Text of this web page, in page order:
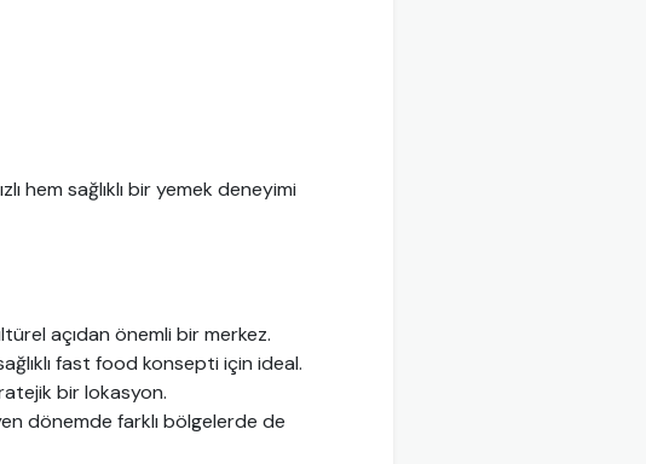
hem sağlıklı bir yemek deneyimi
açıdan önemli bir merkez.
fast food konsepti için ideal.
bir lokasyon.
dönemde farklı bölgelerde de